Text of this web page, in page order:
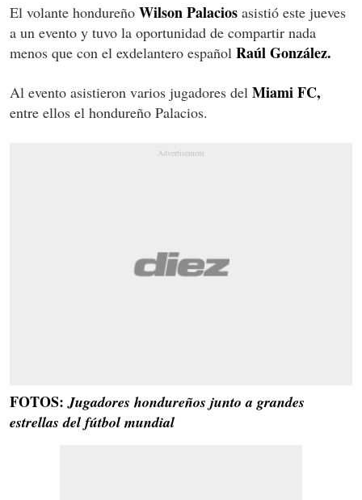
El volante hondureño Wilson Palacios asistió este jueves
a un evento y tuvo la oportunidad de compartir nada
menos que con el exdelantero español Raúl González.
Al evento asistieron varios jugadores del Miami FC,
entre ellos el hondureño Palacios.
FOTOS: Jugadores hondureños junto a grandes
estrellas del fútbol mundial